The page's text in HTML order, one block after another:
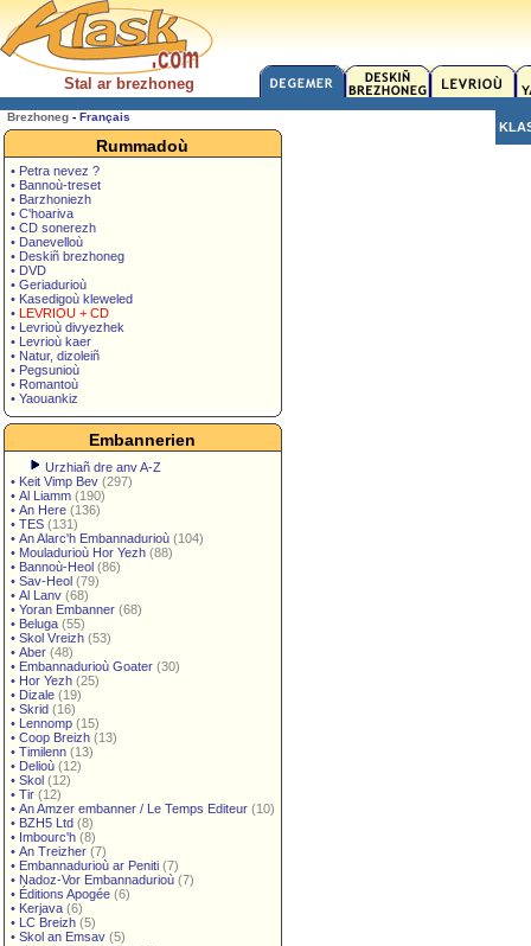
Stal ar brezhoneg
Brezhoneg - Français
Rummadoù
• Petra nevez ?
• Bannoù-treset
• Barzhoniezh
• C'hoariva
• CD sonerezh
• Danevelloù
• Deskiñ brezhoneg
• DVD
• Geriadurioù
• Kasedigoù kleweled
• LEVRIOU + CD
• Levrioù divyezhek
• Levrioù kaer
• Natur, dizoleiñ
• Pegsunioù
• Romantoù
• Yaouankiz
Embannerien
Urzhiañ dre anv A-Z
• Keit Vimp Bev (297)
• Al Liamm (190)
• An Here (136)
• TES (131)
• An Alarc'h Embannadurioù (104)
• Mouladurioù Hor Yezh (88)
• Bannoù-Heol (86)
• Sav-Heol (79)
• Al Lanv (68)
• Yoran Embanner (68)
• Beluga (55)
• Skol Vreizh (53)
• Aber (48)
• Embannadurioù Goater (30)
• Hor Yezh (25)
• Dizale (19)
• Skrid (16)
• Lennomp (15)
• Coop Breizh (13)
• Timilenn (13)
• Delioù (12)
• Skol (12)
• Tir (12)
• An Amzer embanner / Le Temps Editeur (10)
• BZH5 Ltd (8)
• Imbourc'h (8)
• An Treizher (7)
• Embannadurioù ar Peniti (7)
• Nadoz-Vor Embannadurioù (7)
• Éditions Apogée (6)
• Kerjava (6)
• LC Breizh (5)
• Skol an Emsav (5)